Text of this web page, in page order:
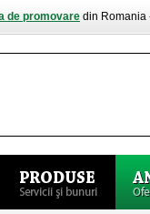
de promovare din Romania